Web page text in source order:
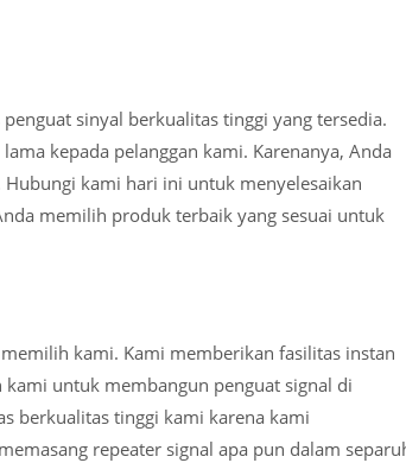
sinyal berkualitas tinggi yang tersedia.
kepada pelanggan kami. Karenanya, Anda
kami hari ini untuk menyelesaikan
memilih produk terbaik yang sesuai untuk
kami. Kami memberikan fasilitas instan
untuk membangun penguat signal di
berkualitas tinggi kami karena kami
repeater signal apa pun dalam